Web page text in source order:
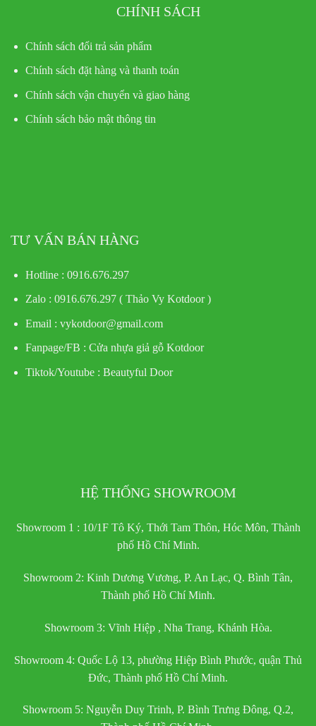
CHÍNH SÁCH
Chính sách đổi trả sản phẩm
Chính sách đặt hàng và thanh toán
Chính sách vận chuyển và giao hàng
Chính sách bảo mật thông tin
TƯ VẤN BÁN HÀNG
Hotline : 0916.676.297
Zalo : 0916.676.297 ( Thảo Vy Kotdoor )
Email : vykotdoor@gmail.com
Fanpage/FB : Cửa nhựa giả gỗ Kotdoor
Tiktok/Youtube : Beautyful Door
HỆ THỐNG SHOWROOM
Showroom 1 : 10/1F Tô Ký, Thới Tam Thôn, Hóc Môn, Thành
phố Hồ Chí Minh.
Showroom 2: Kinh Dương Vương, P. An Lạc, Q. Bình Tân,
Thành phố Hồ Chí Minh.
Showroom 3: Vĩnh Hiệp , Nha Trang, Khánh Hòa.
Showroom 4: Quốc Lộ 13, phường Hiệp Bình Phước, quận Thủ
Đức, Thành phố Hồ Chí Minh.
Showroom 5: Nguyễn Duy Trinh, P. Bình Trưng Đông, Q.2,